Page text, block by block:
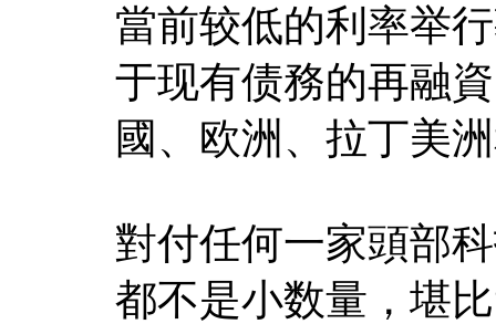
當前较低的利率举
于现有债務的再融
國、欧洲、拉丁美
對付任何一家頭部
都不是小数量，堪